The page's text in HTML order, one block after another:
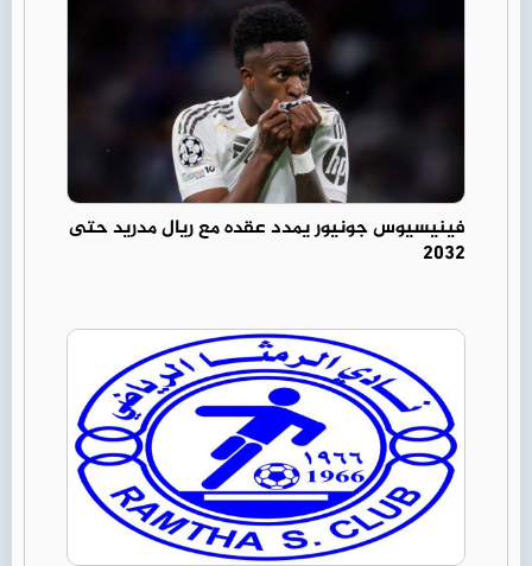
فينيسيوس جونيور يمدد عقده مع ريال مدريد حتى
2032